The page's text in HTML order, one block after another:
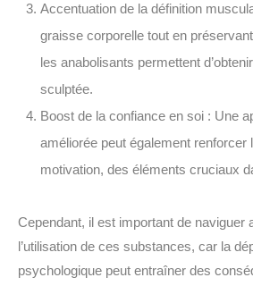
Accentuation de la définition
graisse corporelle tout en
les anabolisants permettent
sculptée.
Boost de la confiance en soi : Une
améliorée peut également renforcer
motivation, des éléments cruciaux
Cependant, il est important de naviguer
l’utilisation de ces substances, car la
psychologique peut entraîner des